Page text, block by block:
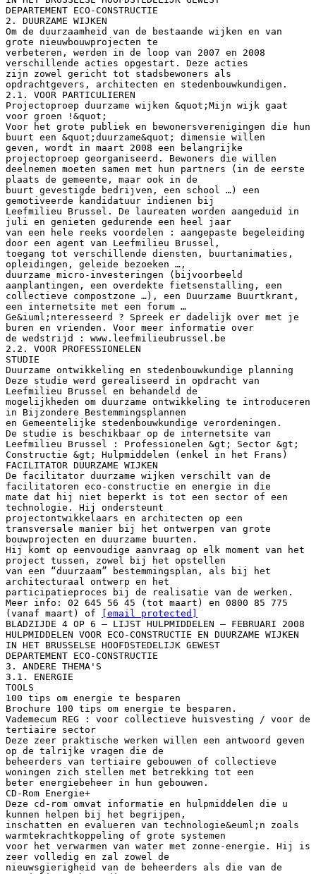
DEPARTEMENT ECO-CONSTRUCTIE
2. DUURZAME WIJKEN
Om de duurzaamheid van de bestaande wijken en van
grote nieuwbouwprojecten te
verbeteren, werden in de loop van 2007 en 2008
verschillende acties opgestart. Deze acties
zijn zowel gericht tot stadsbewoners als
opdrachtgevers, architecten en stedenbouwkundigen.
2.1. VOOR PARTICULIEREN
Projectoproep duurzame wijken &quot;Mijn wijk gaat
voor groen !&quot;
Voor het grote publiek en bewonersverenigingen die hun
buurt een &quot;duurzame&quot; dimensie willen
geven, wordt in maart 2008 een belangrijke
projectoproep georganiseerd. Bewoners die willen
deelnemen moeten samen met hun partners (in de eerste
plaats de gemeente, maar ook in de
buurt gevestigde bedrijven, een school …) een
gemotiveerde kandidatuur indienen bij
Leefmilieu Brussel. De laureaten worden aangeduid in
juli en genieten gedurende een heel jaar
van een hele reeks voordelen : aangepaste begeleiding
door een agent van Leefmilieu Brussel,
toegang tot verschillende diensten, buurtanimaties,
opleidingen, geleide bezoeken …,
duurzame micro-investeringen (bijvoorbeeld
aanplantingen, een overdekte fietsenstalling, een
collectieve compostzone …), een Duurzame Buurtkrant,
een internetsite met een forum …
Ge&iuml;nteresseerd ? Spreek er dadelijk over met je
buren en vrienden. Voor meer informatie over
de wedstrijd : www.leefmilieubrussel.be
2.2. VOOR PROFESSIONELEN
STUDIE
Duurzame ontwikkeling en stedenbouwkundige planning
Deze studie werd gerealiseerd in opdracht van
Leefmilieu Brussel en behandeld de
mogelijkheden om duurzame ontwikkeling te introduceren
in Bijzondere Bestemmingsplannen
en Gemeentelijke stedenbouwkundige verordeningen.
De studie is beschikbaar op de internetsite van
Leefmilieu Brussel : Professionelen &gt; Sector &gt;
Constructie &gt; Hulpmiddelen (enkel in het Frans)
FACILITATOR DUURZAME WIJKEN
De facilitator duurzame wijken verschilt van de
facilitatoren eco-constructie en energie in die
mate dat hij niet beperkt is tot een sector of een
technologie. Hij ondersteunt
projectontwikkelaars en architecten op een
transversale manier bij het ontwerpen van grote
bouwprojecten en duurzame buurten.
Hij komt op eenvoudige aanvraag op elk moment van het
project tussen, zowel bij het opstellen
van een “duurzaam” bestemmingsplan, als bij het
architecturaal ontwerp en het
participatieproces bij de realisatie van de werken.
Meer info: 02 645 56 45 (tot maart) en 0800 85 775
(vanaf maart) of
[email protected]
BLADZIJDE 4 OP 6 – LIJST HULPMIDDELEN – FEBRUARI 2008
HULPMIDDELEN VOOR ECO-CONSTRUCTIE EN DUURZAME WIJKEN
IN HET BRUSSELSE HOOFDSTEDELIJK GEWEST
DEPARTEMENT ECO-CONSTRUCTIE
3. ANDERE THEMA'S
3.1. ENERGIE
TOOLS
100 tips om energie te besparen
Brochure 100 tips om energie te besparen.
Vademecum REG : voor collectieve huisvesting / voor de
tertiaire sector
Deze zeer praktische werken willen een antwoord geven
op de talrijke vragen die de
beheerders van tertiaire gebouwen of collectieve
woningen zich stellen met betrekking tot een
beter energiebeheer in hun gebouwen.
CD-Rom Energie+
Deze cd-rom omvat informatie en hulpmiddelen die u
kunnen helpen bij het begrijpen,
inschatten en evalueren van technologie&euml;n zoals
warmtekrachtkoppeling of grote systemen
voor het verwarmen van water met zonne-energie. Hij is
zeer volledig en zal zowel de
nieuwsgierigheid van de beheerders als die van de